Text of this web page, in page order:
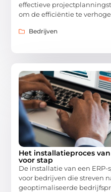
effectieve
om de efficiëntie te
Bedrijven
Het installatieproces
voor stap
De installatie van een
voor bedrijven die streven
geoptimaliseerde